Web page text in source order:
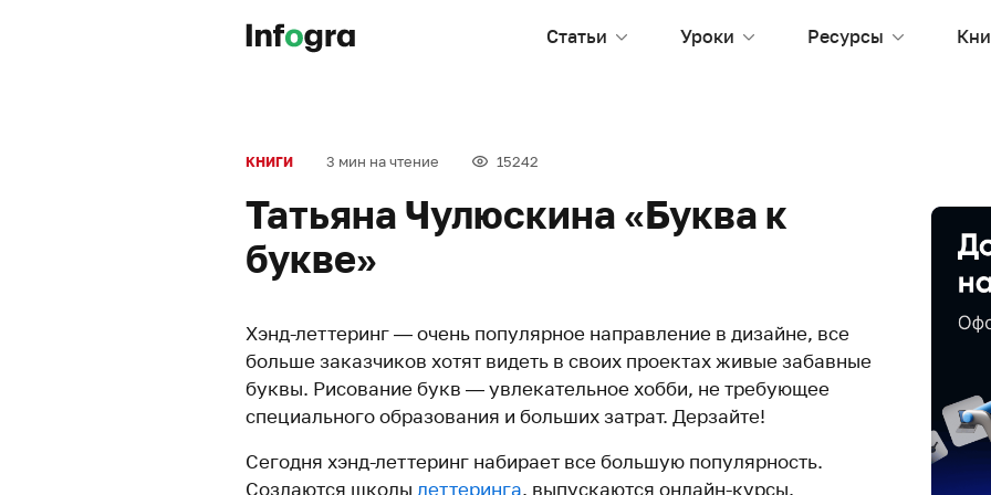
Статьи Уроки Ресурсы
КНИГИ 3 мин на чтение 15242
Татьяна Чулюскина «Буква к
букве»
Хэнд-леттеринг — очень популярное направление в дизайне, все
больше заказчиков хотят видеть в своих проектах живые забавные
буквы. Рисование букв — увлекательное хобби, не требующее
специального образования и больших затрат. Дерзайте!
Сегодня хэнд-леттеринг набирает все большую популярность.
Создаются школы леттеринга, выпускаются онлайн-курсы,